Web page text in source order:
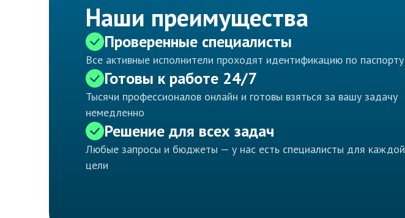
Наши преимущества
Проверенные специалисты
Все активные исполнители проходят идентификацию по паспорту
Готовы к работе 24/7
Тысячи профессионалов онлайн и готовы взяться за вашу задачу
немедленно
Решение для всех задач
Любые запросы и бюджеты — у нас есть специалисты для каждой
цели